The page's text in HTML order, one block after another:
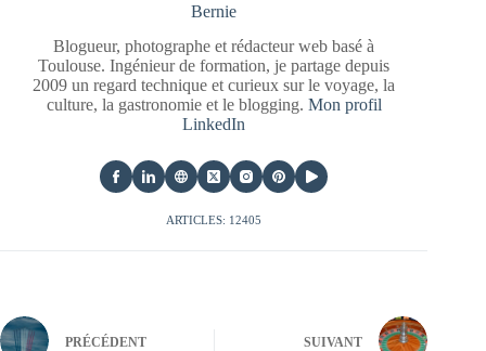
Bernie
Blogueur, photographe et rédacteur web basé à
Toulouse. Ingénieur de formation, je partage depuis
2009 un regard technique et curieux sur le voyage, la
culture, la gastronomie et le blogging. Mon profil
LinkedIn
ARTICLES: 12405
PRÉCÉDENT SUIVANT